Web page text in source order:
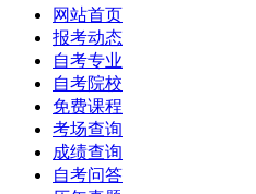
网站首页
报考动态
自考专业
自考院校
免费课程
考场查询
成绩查询
自考问答